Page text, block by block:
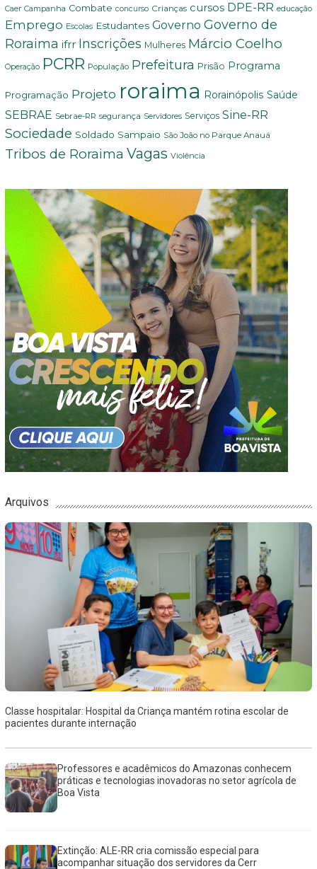
Caer Campanha Combate concurso Crianças cursos DPE-RR educação
Emprego Escolas Estudantes Governo Governo de
Roraima ifrr Inscrições Mulheres Márcio Coelho
Operação PCRR População Prefeitura Prisão Programa
Programação Projeto roraima Rorainópolis Saúde
SEBRAE Sebrae-RR segurança Servidores Serviços Sine-RR
Sociedade Soldado Sampaio São João no Parque Anauá
Tribos de Roraima Vagas Violência
Arquivos
Classe hospitalar: Hospital da Criança mantém rotina escolar de
pacientes durante internação
Professores e acadêmicos do Amazonas conhecem
práticas e tecnologias inovadoras no setor agrícola de
Boa Vista
Extinção: ALE-RR cria comissão especial para
acompanhar situação dos servidores da Cerr